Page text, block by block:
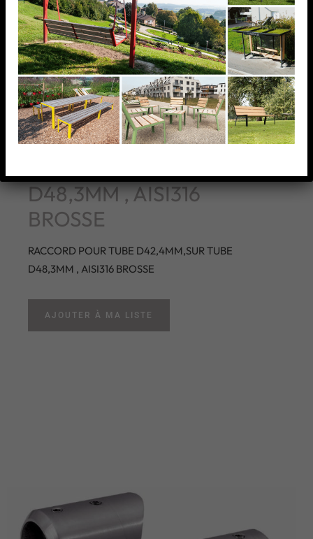
RACCORD POUR TUBE
D48,3MM , AISI316
BROSSE
RACCORD POUR TUBE D42,4MM,SUR TUBE
D48,3MM , AISI316 BROSSE
AJOUTER À MA LISTE